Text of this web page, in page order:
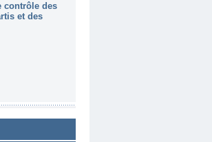
contrôle des
et des